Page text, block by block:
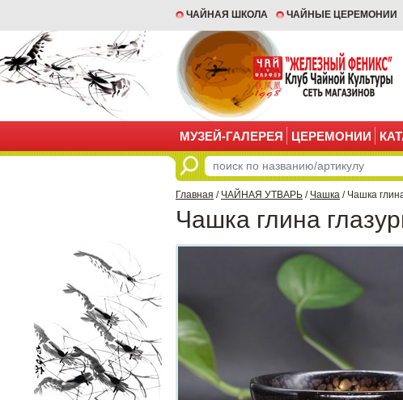
ЧАЙНАЯ ШКОЛА ЧАЙНЫЕ ЦЕРЕМОНИИ
МУЗЕЙ-ГАЛЕРЕЯ ЦЕРЕМОНИИ
Главная / ЧАЙНАЯ УТВАРЬ / Чашка / Чашка
Чашка глина